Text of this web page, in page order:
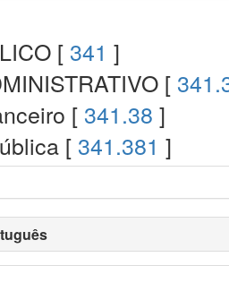
[ 341 ]
[
[ 341.38 ]
[ 341.381 ]